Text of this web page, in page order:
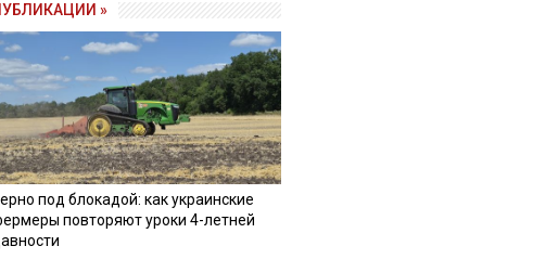
»
под блокадой: как украинские
повторяют уроки 4-летней